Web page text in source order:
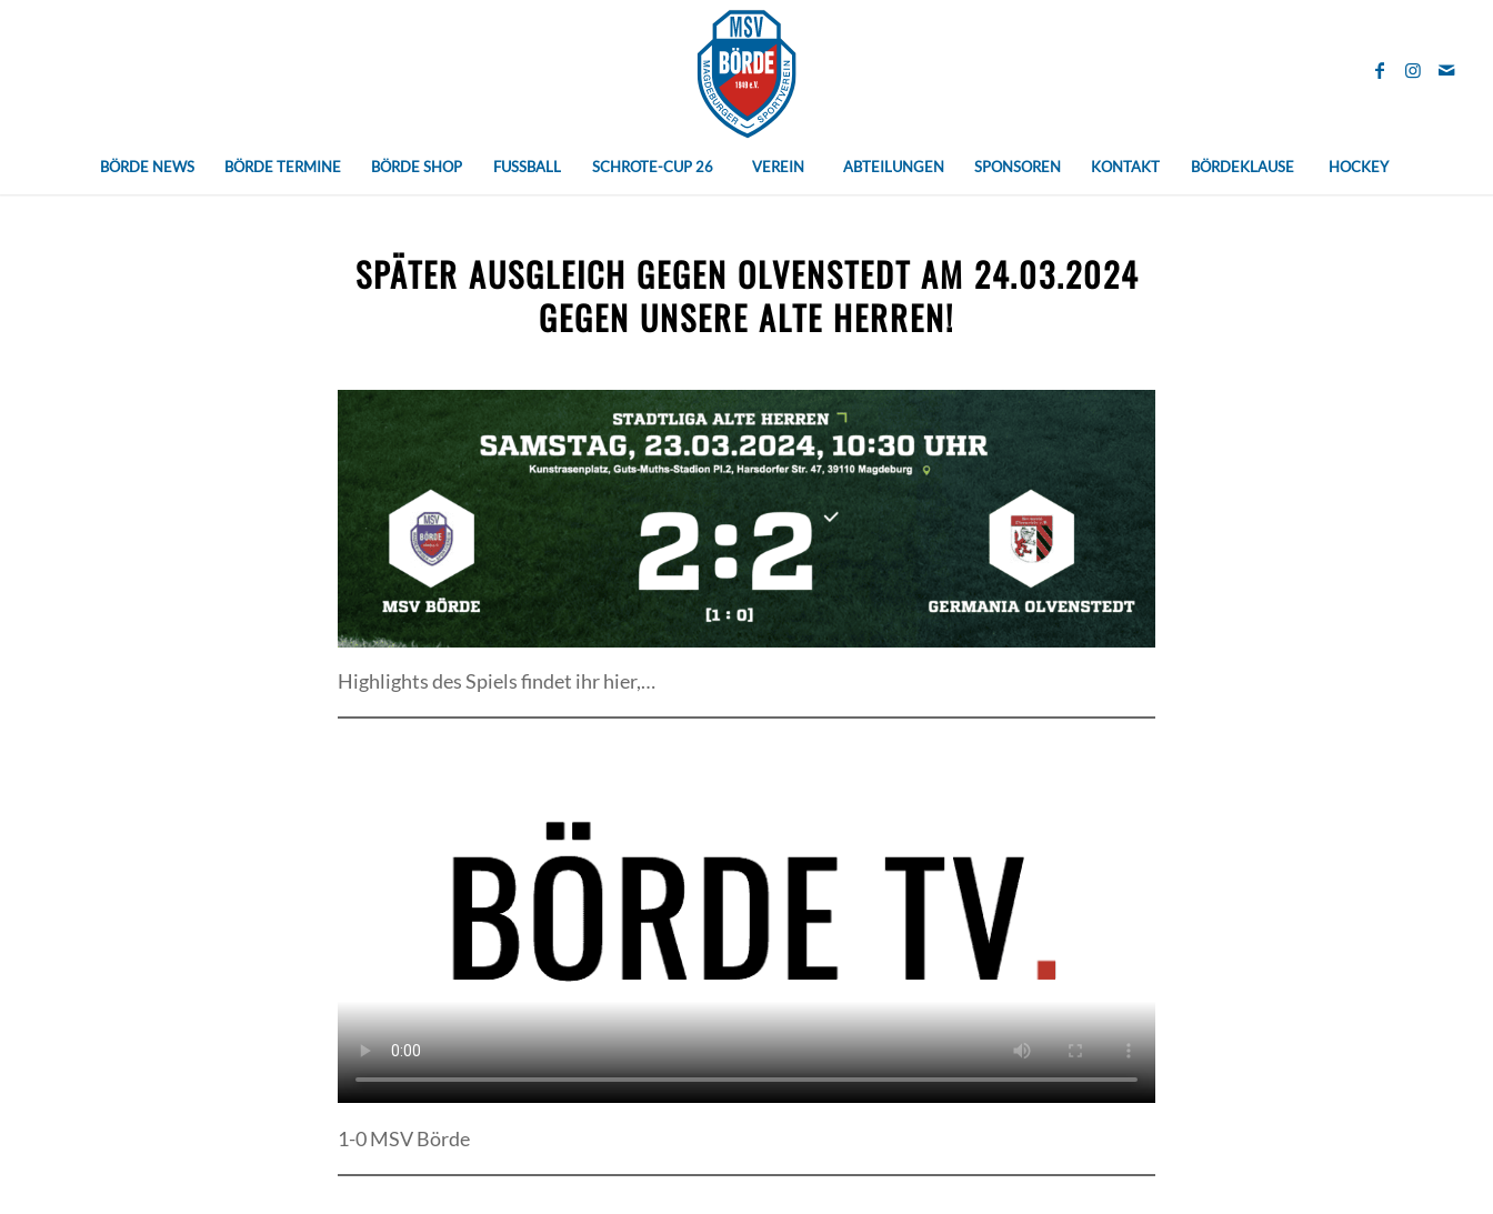
BÖRDE NEWS BÖRDE TERMINE BÖRDE SHOP FUSSBALL SCHROTE-CUP 26 VEREIN ABTEILUNGEN SPONSOREN KONTAKT BÖRDEKLAUSE HOCKEY
SPÄTER AUSGLEICH GEGEN OLVENSTEDT AM 24.03.2024
GEGEN UNSERE ALTE HERREN!
Highlights des Spiels findet ihr hier,…
1-0 MSV Börde